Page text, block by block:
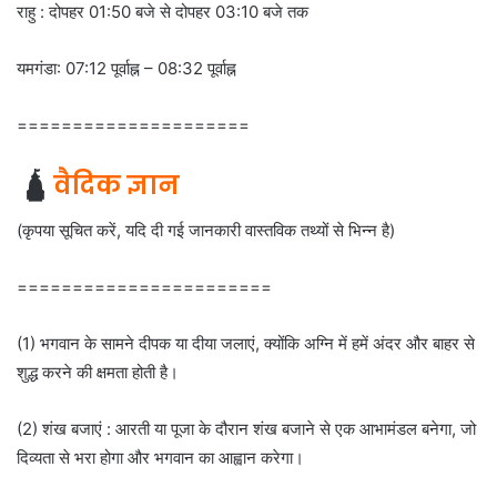
राहु : दोपहर 01:50 बजे से दोपहर 03:10 बजे तक
यमगंडा: 07:12 पूर्वाह्न – 08:32 पूर्वाह्न
=====================
🛕 वैदिक ज्ञान
(कृपया सूचित करें, यदि दी गई जानकारी वास्तविक तथ्यों से भिन्न है)
=======================
(1) भगवान के सामने दीपक या दीया जलाएं, क्योंकि अग्नि में हमें अंदर और बाहर से
शुद्ध करने की क्षमता होती है।
(2) शंख बजाएं : आरती या पूजा के दौरान शंख बजाने से एक आभामंडल बनेगा, जो
दिव्यता से भरा होगा और भगवान का आह्वान करेगा।